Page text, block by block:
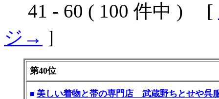
41 - 60 ( 100 件中 ) [
ジ→ ]
第40位
■ 美しい着物と帯の専門店 武蔵野ちとせや呉